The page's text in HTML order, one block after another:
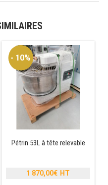
- 10%
Pétrin 53L à tête relevable
1 870,00€